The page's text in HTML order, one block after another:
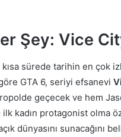
Şey: Vice
kısa sürede tarihin en çok
GTA 6, seriyi efsanevi
geçecek ve hem
ilk kadın protagonist olma
dünyasını sunacağını